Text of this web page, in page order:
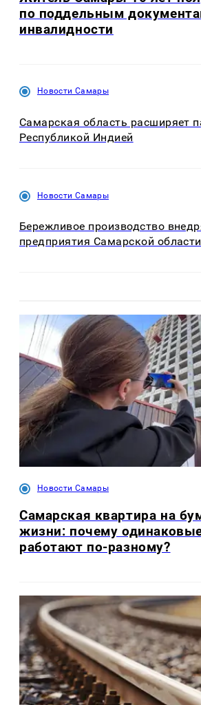
по поддельным
инвалидности
Новости Самары
Самарская область расширяет
Республикой Индией
Новости Самары
Бережливое производство
предприятия Самарской области
Новости Самары
Самарская квартира на
жизни: почему
работают по-разному?